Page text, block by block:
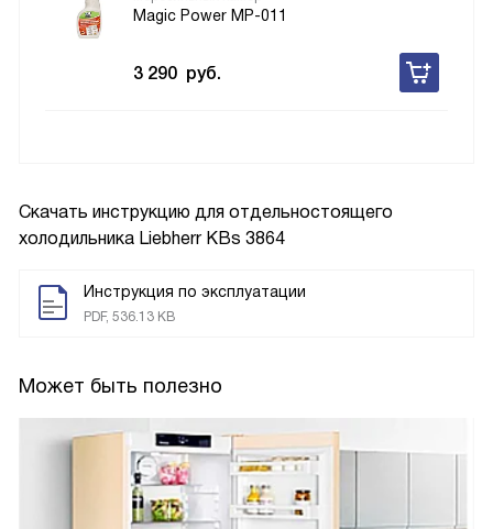
Скачать инструкцию для отдельностоящего
холодильника Liebherr KBs 3864
Инструкция по эксплуатации
PDF, 536.13 KB
Может быть полезно
Magic Power MP-011
3 290 руб.